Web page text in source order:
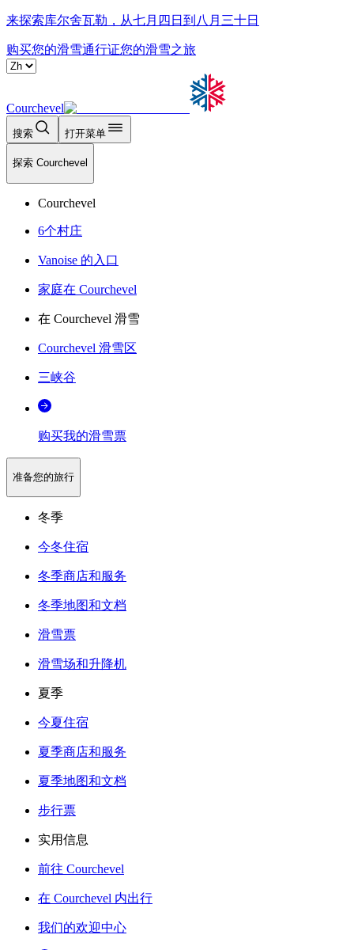
来探索库尔舍瓦勒，从七月四日到八月三十日
购买您的滑雪通行证您的滑雪之旅
Courchevel
搜索 打开菜单
探索 Courchevel
Courchevel
6个村庄
Vanoise 的入口
家庭在 Courchevel
在 Courchevel 滑雪
Courchevel 滑雪区
三峡谷
购买我的滑雪票
准备您的旅行
冬季
今冬住宿
冬季商店和服务
冬季地图和文档
滑雪票
滑雪场和升降机
夏季
今夏住宿
夏季商店和服务
夏季地图和文档
步行票
实用信息
前往 Courchevel
在 Courchevel 内出行
我们的欢迎中心